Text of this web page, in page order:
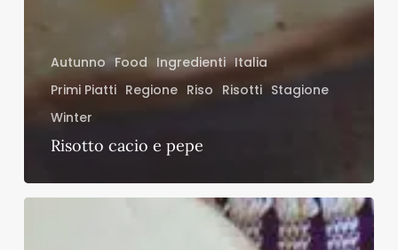
Autunno Food Ingredienti Italia
Primi Piatti Regione Riso Risotti Stagione
Winter
Risotto cacio e pepe